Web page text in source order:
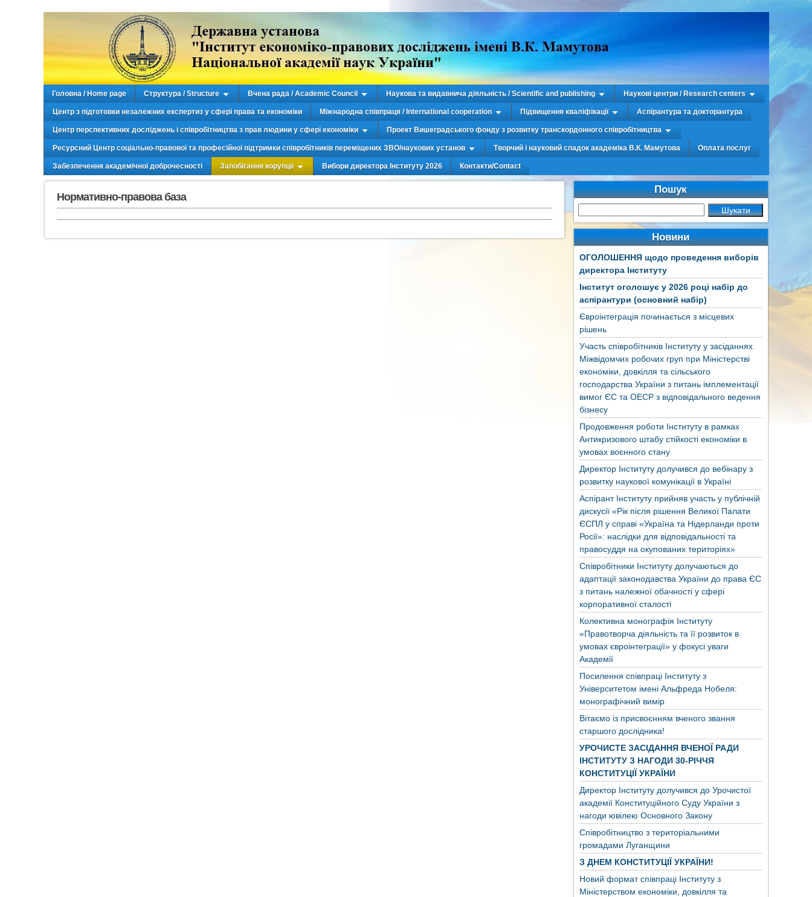
Головна / Home page Структура / Structure Вчена рада / Academic Council Наукова та видавнича діяльність / Scientific and publishing Наукові центри / Research centers
Центр з підготовки незалежних експертиз у сфері права та економіки Міжнародна співпраця / International cooperation Підвищення кваліфікації Аспірантура та докторантура
Центр перспективних досліджень і співробітництва з прав людини у сфері економіки Проект Вишеградського фонду з розвитку транскордонного співробітництва
Ресурсний Центр соціально-правової та професійної підтримки співробітників переміщених ЗВО/наукових установ Творчий і науковий спадок академіка В.К. Мамутова Оплата послуг
Забезпечення академічної доброчесності Запобігання корупції Вибори директора Інституту 2026 Контакти/Contact
Нормативно-правова база
Пошук
Новини
ОГОЛОШЕННЯ щодо проведення виборів
директора Інституту
Інститут оголошує у 2026 році набір до
аспірантури (основний набір)
Євроінтеграція починається з місцевих
рішень
Участь співробітників Інституту у засіданнях
Міжвідомчих робочих груп при Міністерстві
економіки, довкілля та сільського
господарства України з питань імплементації
вимог ЄС та ОЕСР з відповідального ведення
бізнесу
Продовження роботи Інституту в рамках
Антикризового штабу стійкості економіки в
умовах воєнного стану
Директор Інституту долучився до вебінару з
розвитку наукової комунікації в Україні
Аспірант Інституту прийняв участь у публічній
дискусії «Рік після рішення Великої Палати
ЄСПЛ у справі «Україна та Нідерланди проти
Росії»: наслідки для відповідальності та
правосуддя на окупованих територіях»
Співробітники Інституту долучаються до
адаптації законодавства України до права ЄС
з питань належної обачності у сфері
корпоративної сталості
Колективна монографія Інституту
«Правотворча діяльність та її розвиток в
умовах євроінтеграції» у фокусі уваги
Академії
Посилення співпраці Інституту з
Університетом імені Альфреда Нобеля:
монографічний вимір
Вітаємо із присвоєнням вченого звання
старшого дослідника!
УРОЧИСТЕ ЗАСІДАННЯ ВЧЕНОЇ РАДИ
ІНСТИТУТУ З НАГОДИ 30-РІЧЧЯ
КОНСТИТУЦІЇ УКРАЇНИ
Директор Інституту долучився до Урочистої
академії Конституційного Суду України з
нагоди ювілею Основного Закону
Співробітництво з територіальними
громадами Луганщини
З ДНЕМ КОНСТИТУЦІЇ УКРАЇНИ!
Новий формат співпраці Інституту з
Міністерством економіки, довкілля та